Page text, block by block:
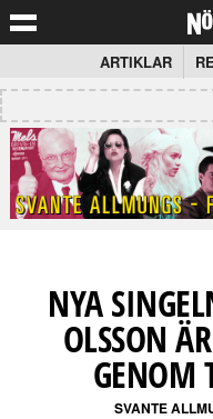
ARTIKLAR
NYA
OLSSON
GENOM
SVANTE